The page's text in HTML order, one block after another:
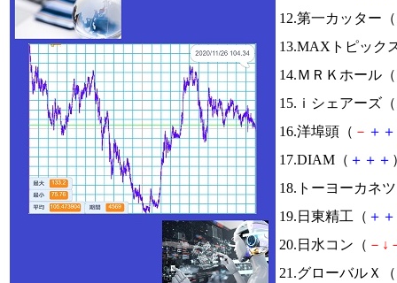
12.第一カッター（
13.MAXトピック
14.ＭＲＫホール（
15.ｉシェアーズ（
16.洋埠頭（ － ＋ ＋
17.DIAM（ ＋ ＋ ＋
18.トーヨーカネ
19.日東精工（ ＋ ＋
20.日水コン（ － ↓
21.グローバルＸ（